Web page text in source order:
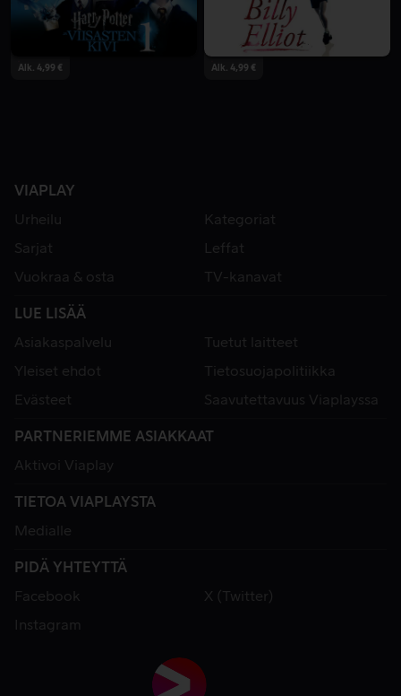
Alk. 4,99 € Alk. 4,99 €
VIAPLAY
Urheilu
Kategoriat
Sarjat
Leffat
Vuokraa & osta
TV-kanavat
LUE LISÄÄ
Asiakaspalvelu
Tuetut laitteet
Yleiset ehdot
Tietosuojapolitiikka
Evästeet
Saavutettavuus Viaplayssa
PARTNERIEMME ASIAKKAAT
Aktivoi Viaplay
TIETOA VIAPLAYSTA
Medialle
PIDÄ YHTEYTTÄ
Facebook
X (Twitter)
Instagram